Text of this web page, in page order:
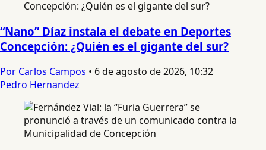
“Nano” Díaz instala el debate en Deportes
Concepción: ¿Quién es el gigante del sur?
Por Carlos Campos • 6 de agosto de 2026, 10:32
Pedro Hernandez